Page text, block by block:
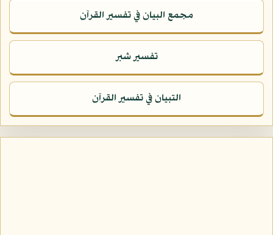
مجمع البيان في تفسير القرآن
تفسير شبر
التبيان في تفسير القرآن